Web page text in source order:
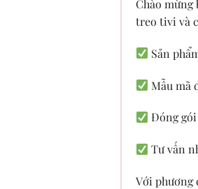
Chào mừng
treo tivi và
Sản
Mẫu mã
Đóng gói
Tư vấn
Với phương